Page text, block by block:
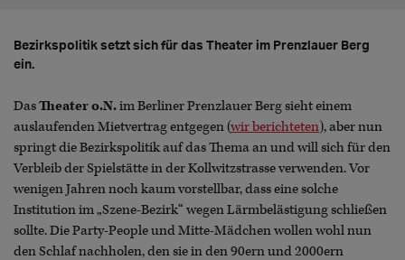
Bezirkspolitik setzt sich für das Theater im Prenzlauer Berg
ein.
DasTheater o.N.im Berliner Prenzlauer Berg sieht einem
auslaufenden Mietvertrag entgegen (wir berichteten), aber nun
springt die Bezirkspolitik auf das Thema an und will sich für den
Verbleib der Spielstätte in der Kollwitzstrasse verwenden. Vor
wenigen Jahren noch kaum vorstellbar, dass eine solche
Institution im „Szene-Bezirk“ wegen Lärmbelästigung schließen
sollte. Die Party-People und Mitte-Mädchen wollen wohl nun
den Schlaf nachholen, den sie in den 90ern und 2000ern